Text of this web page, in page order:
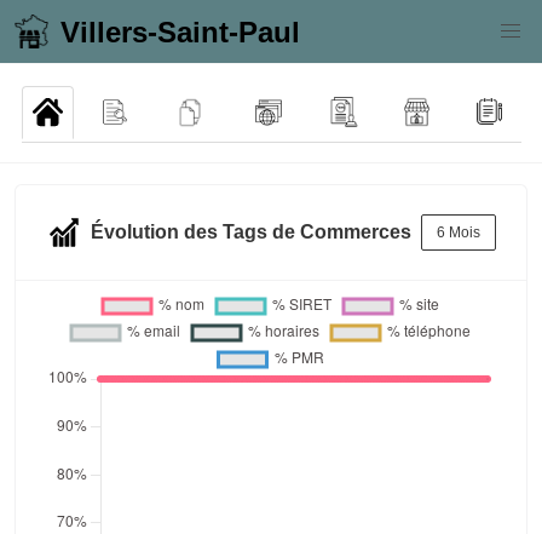
Villers-Saint-Paul
Évolution des Tags de Commerces 6 Mois